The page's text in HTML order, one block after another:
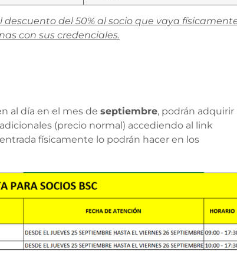
del 50% al socio que vaya
con sus credenciales.
al día en el mes de septiembre, podrán adquirir
(precio normal) accediendo al link
físicamente lo podrán hacer en los